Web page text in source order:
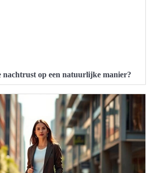
nachtrust op een natuurlijke manier?